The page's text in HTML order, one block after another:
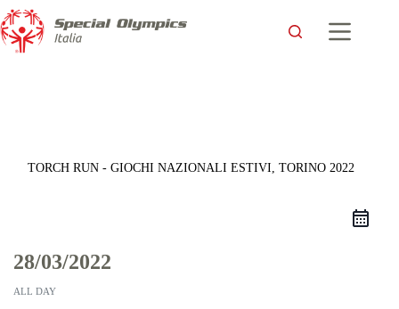
TORCH RUN - GIOCHI NAZIONALI ESTIVI, TORINO 2022
28/03/2022
ALL DAY